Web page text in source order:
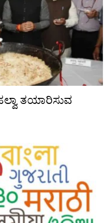
ತಯಾರಿಸುವ